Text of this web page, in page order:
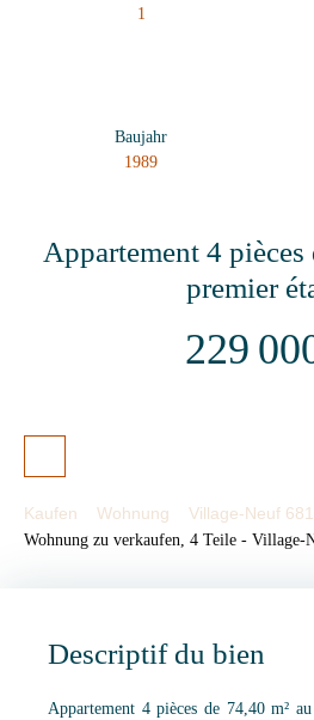
1
Baujahr
1989
Appartement 4 pièces
premier
229
Kaufen Wohnung
Village-Neuf
Wohnung zu verkaufen, 4 Teile - Village-
Descriptif du bien
Appartement 4 pièces de 74,40 m²